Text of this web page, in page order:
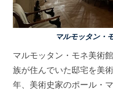
マルモッタン・
マルモッタン・モネ美術
族が住んでいた邸宅を美
年、美術史家のポール・